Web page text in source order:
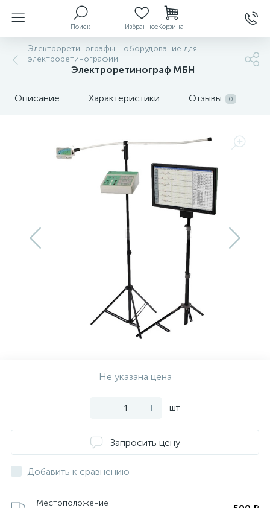
Поиск ИзбранноеКорзина
Электроретинографы - оборудование для
электроретинографии
Электроретинограф МБН
Описание Характеристики Отзывы 0
Не указана цена
- + шт
Запросить цену
Добавить к сравнению
Местоположение